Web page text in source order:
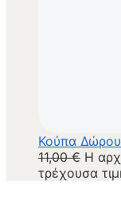
Κούπα
11,00€ Η
τρέχουσα